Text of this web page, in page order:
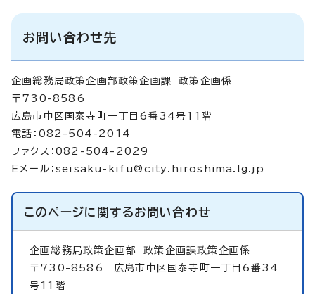
お問い合わせ先
企画総務局政策企画部政策企画課 政策企画係
〒730-8586
広島市中区国泰寺町一丁目6番34号11階
電話：082-504-2014
ファクス：082-504-2029
Eメール： seisaku-kifu@city.hiroshima.lg.jp
このページに関するお問い合わせ
企画総務局政策企画部政策企画課政策企画係
〒730-8586 広島市中区国泰寺町一丁目6番34
号11階